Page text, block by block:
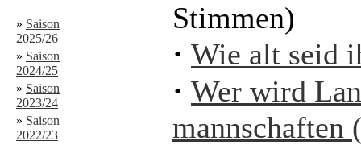
» Saison
2025/26
» Saison
2024/25
» Saison
2023/24
» Saison
2022/23
Stimmen)
· Wie alt seid
· Wer wird
mannschaften